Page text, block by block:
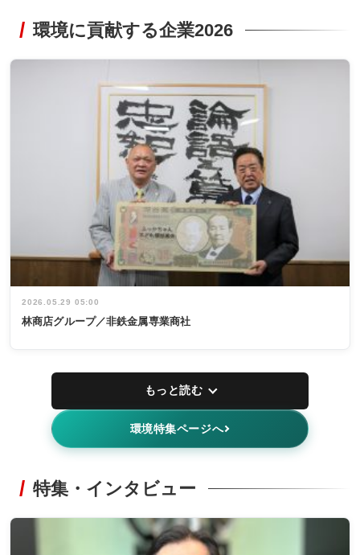
環境に貢献する企業2026
2026.05.29 05:00
林商店グループ／非鉄金属専業商社
もっと読む
環境特集ページへ
特集・インタビュー